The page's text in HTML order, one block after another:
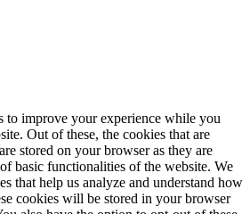
to improve your experience while you
Out of these, the cookies that are
stored on your browser as they are
basic functionalities of the website. We
that help us analyze and understand how
cookies will be stored in your browser